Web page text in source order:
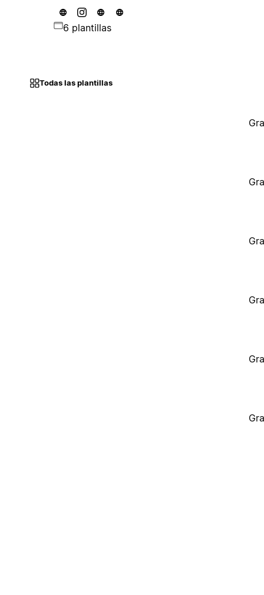
6 plantillas
Todas las plantillas